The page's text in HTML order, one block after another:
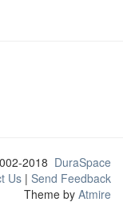
2018 DuraSpace
Us | Send Feedback
Theme by Atmire